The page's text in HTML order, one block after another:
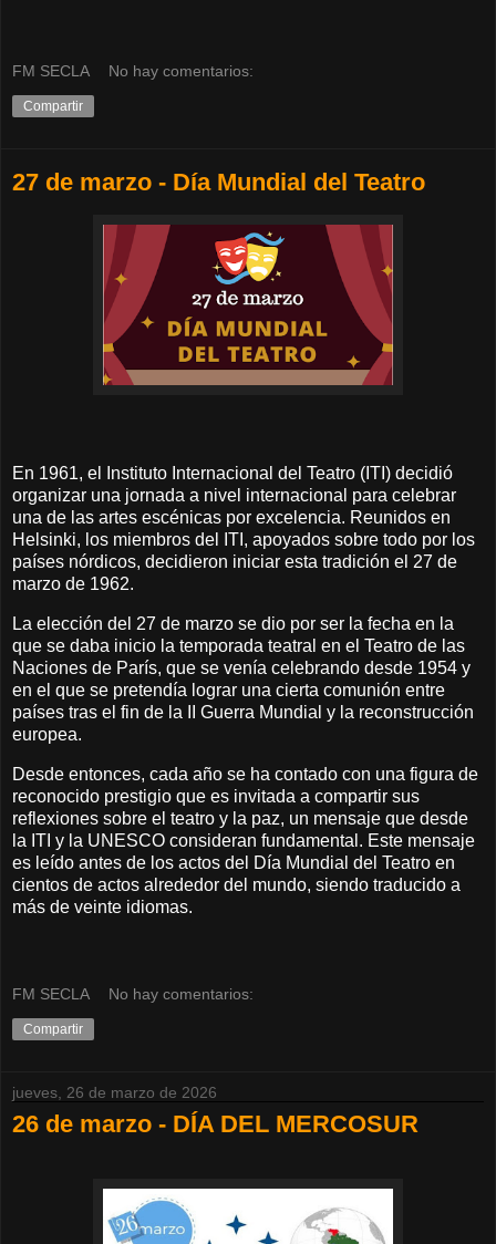
FM SECLA No hay comentarios:
Compartir
27 de marzo - Día Mundial del Teatro
En 1961, el Instituto Internacional del Teatro (ITI) decidió
organizar una jornada a nivel internacional para celebrar
una de las artes escénicas por excelencia. Reunidos en
Helsinki, los miembros del ITI, apoyados sobre todo por los
países nórdicos, decidieron iniciar esta tradición el 27 de
marzo de 1962.
La elección del 27 de marzo se dio por ser la fecha en la
que se daba inicio la temporada teatral en el Teatro de las
Naciones de París, que se venía celebrando desde 1954 y
en el que se pretendía lograr una cierta comunión entre
países tras el fin de la II Guerra Mundial y la reconstrucción
europea.
Desde entonces, cada año se ha contado con una figura de
reconocido prestigio que es invitada a compartir sus
reflexiones sobre el teatro y la paz, un mensaje que desde
la ITI y la UNESCO consideran fundamental. Este mensaje
es leído antes de los actos del Día Mundial del Teatro en
cientos de actos alrededor del mundo, siendo traducido a
más de veinte idiomas.
FM SECLA No hay comentarios:
Compartir
jueves, 26 de marzo de 2026
26 de marzo - DÍA DEL MERCOSUR